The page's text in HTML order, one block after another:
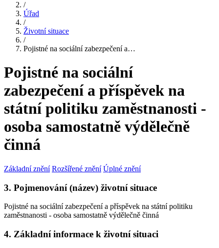
/
Úřad
/
Životní situace
/
Pojistné na sociální zabezpečení a…
Pojistné na sociální
zabezpečení a příspěvek na
státní politiku zaměstnanosti -
osoba samostatně výdělečně
činná
Základní znění Rozšířené znění Úplné znění
3. Pojmenování (název) životní situace
Pojistné na sociální zabezpečení a příspěvek na státní politiku
zaměstnanosti - osoba samostatně výdělečně činná
4. Základní informace k životní situaci